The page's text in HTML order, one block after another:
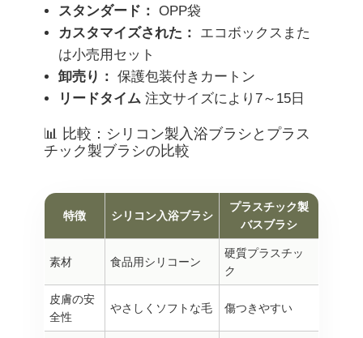
スタンダード： OPP袋
カスタマイズされた：
エコボックスまた
は小売用セット
卸売り： 保護包装付きカートン
リードタイム 注文サイズにより7～15日
📊 比較：シリコン製入浴ブラシとプラス
チック製ブラシの比較
特徴 シリコン入浴ブラシ
プラスチック製
バスブラシ
素材 食品用シリコーン
硬質プラスチッ
ク
皮膚の安
全性
やさしくソフトな毛 傷つきやすい